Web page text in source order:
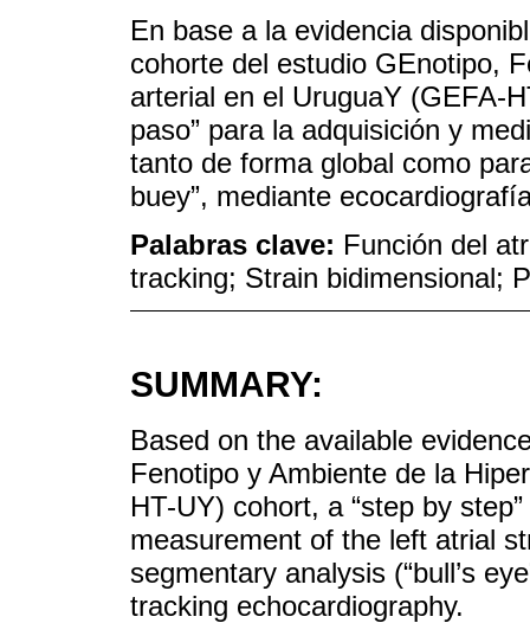
En base a la evidencia
cohorte del estudio GEnotipo,
arterial en el UruguaY (GEFA-
paso” para la adquisición y
tanto de forma global como
buey”, mediante
Palabras clave: Función del
tracking; Strain bidimensional;
SUMMARY:
Based on the available
Fenotipo y Ambiente de la
HT-UY) cohort, a “step by
measurement of the left atrial
segmentary analysis (“bull’s
tracking echocardiography.